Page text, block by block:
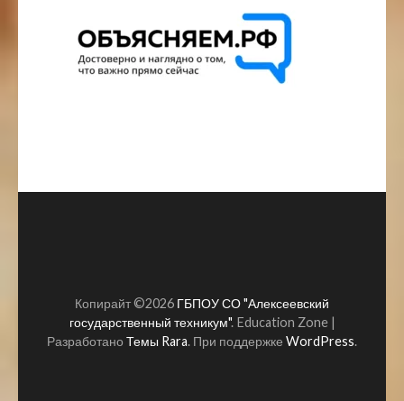
Копирайт ©2026 ГБПОУ СО "Алексеевский
государственный техникум". Education Zone |
Разработано Темы Rara. При поддержке WordPress.